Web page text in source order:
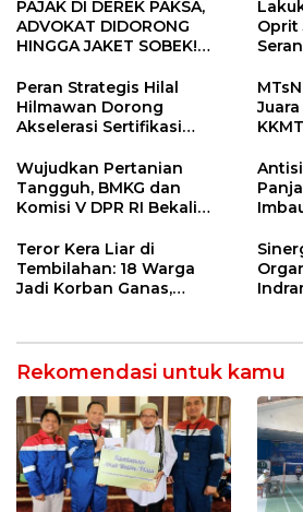
PAJAK DI DEREK PAKSA,
ADVOKAT DIDORONG
HINGGA JAKET SOBEK!
Ngamuk Kepung Polresta
Pekanbaru!
Oprit
55
Peran Strategis Hilal
Hilmawan Dorong
Akselerasi Sertifikasi
Entaskan Kemiskinan di
Indramayu
Wujudkan Pertanian
Tangguh, BMKG dan
Komisi V DPR RI Bekali
Sekolah Lapang Iklim
Teror Kera Liar di
Tembilahan: 18 Warga
Jadi Korban Ganas,
Rekomendasi untuk kamu